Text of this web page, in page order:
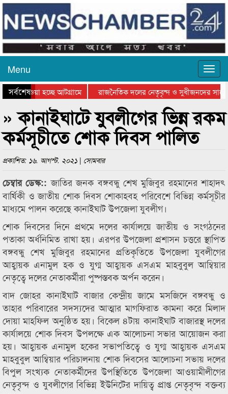
Menu
সর্বশেষ
যাওয়া হচ্ছে আটগ্রামে
রাজনৈতিক দলের নেতৃবৃন্দ ও সুধীজনদের সাথে
পুরস্কার বিতরণ সম্পন্ন
সিলেটে বাংলাদেশ গ্রুপ থিয়েটার
» কানাইঘাটে যুবলীগের ভিন্ন রকম
কর্মসূচীতে শোক দিবস পালিত
প্রকাশিত: ১৬. আগস্ট. ২০২১ | সোমবার
চেম্বার ডেস্ক::জাতির জনক বঙ্গবন্ধু শেখ মুজিবুর রহমানের শাহাদৎ
বার্ষিকী ও জাতীয় শোক দিবস শোকাহবহ পরিবেশে বিভিন্ন কর্মসূচীর
মাধ্যমে পালন করেছে কানাইঘাট উপজেলা যুবলীগ।
শোক দিবসের দিনে প্রথমে দলের কার্যালয়ে জাতীয় ও সংগঠনের
পতাকা অর্ধনিমিত রাখা হয়। এরপর উপজেলা প্রশাসন চত্তরে স্থাপিত
বঙ্গবন্ধু শেখ মুজিবুর রহমানের প্রতিকৃতিতে উপজেলা যুবলীগের
আহ্বায়ক এনামুল হক ও যুগ্ম আহ্বায়ক এসএম মাহবুবুল আম্বিয়ার
নেতৃত্বে দলের নেতাকর্মীরা পুষ্পস্তবক অর্পন করেন।
বাদ জোহর কানাইঘাট বাজার কেন্দ্রীয় জামে মসজিদে বঙ্গবন্ধু ও
তাহার পরিবারের সদস্যদের আত্মার মাগফিরাত কামনা করে মিলাদ
দোয়া মাহফিল অনুষ্ঠিত হয়। বিকেল ৪টায় কানাইঘাট বাজারস্থ দলের
কার্যালয়ে শোক দিবস উপলক্ষে এক আলোচনা সভার আয়োজন করা
হয়। আহ্বায়ক এনামুল হকের সভাপতিত্বে ও যুগ্ম আহ্বায়ক এসএম
মাহবুবুল আম্বিয়ার পরিচালনায় শোক দিবসের আলোচনা সভায় দলের
বিপুল সংখ্যক নেতাকর্মীদের উপস্থিতিতে উপজেলা আওয়ামীলীগের
নেতৃবৃন্দ ও যুবলীগের বিভিন্ন ইউনিটের দায়িত্ব প্রাপ্ত নেতৃবৃন্দ বক্তব্য